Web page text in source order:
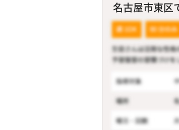
名古屋市東区